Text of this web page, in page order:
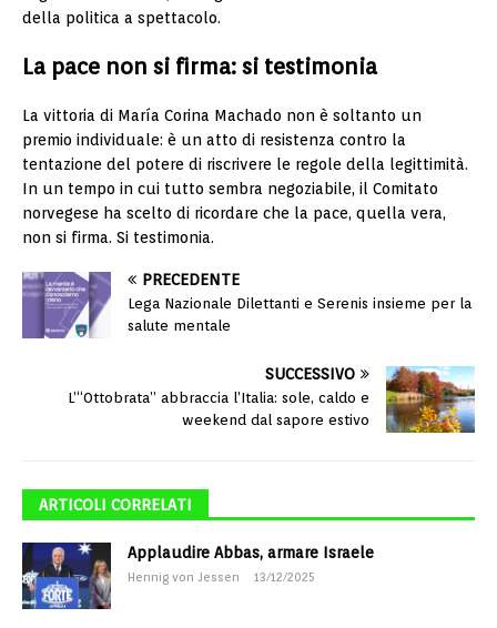
della politica a spettacolo.
La pace non si firma: si testimonia
La vittoria di María Corina Machado non è soltanto un
premio individuale: è un atto di resistenza contro la
tentazione del potere di riscrivere le regole della legittimità.
In un tempo in cui tutto sembra negoziabile, il Comitato
norvegese ha scelto di ricordare che la pace, quella vera,
non si firma. Si testimonia.
PRECEDENTE
Lega Nazionale Dilettanti e Serenis insieme per la
salute mentale
SUCCESSIVO
L’“Ottobrata” abbraccia l’Italia: sole, caldo e
weekend dal sapore estivo
ARTICOLI CORRELATI
Applaudire Abbas, armare Israele
Hennig von Jessen 13/12/2025